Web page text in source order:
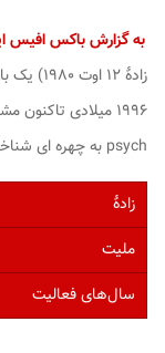
به گزارش باکس افیس
زادهٔ ۱۲
۱۹۹۶ میلادی
psych به چهره ای شناخته شده در آمریکا تبدیل شد.
زادهٔ
ملیت
سال‌های فعالیت